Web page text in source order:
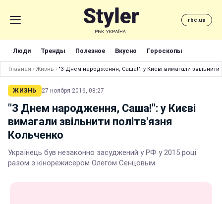
rbc.ua
Люди Тренды Полезное Вкусно Гороскопы
Главная › Жизнь › "З Днем народження, Саша!": у Києві вимагали звільнити
ЖИЗНЬ 27 ноября 2016, 08:27
"З Днем народження, Саша!": у Києві
вимагали звільнити політв'язня
Кольченко
Українець був незаконно засуджений у РФ у 2015 році
разом з кінорежисером Олегом Сенцовым